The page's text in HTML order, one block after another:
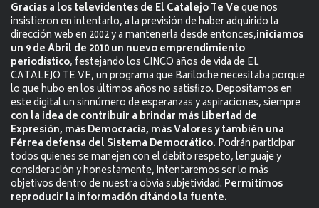
Gracias a los televidentes de El Catalejo Te Veque nos
insistieron en intentarlo, a la previsión de haber adquirido la
dirección web en 2002 y a mantenerla desde entonces,iniciamos
un 9 de Abril de 2010 un nuevo emprendimiento
periodístico, festejando los CINCO años de vida de EL
CATALEJO TE VE, un programa que Bariloche necesitaba porque
lo que hubo en los últimos años no satisfizo. Depositamos en
este digital un sinnúmero de esperanzas y aspiraciones, siempre
con la idea de contribuir a brindar más Libertad de
Expresión, más Democracia, más Valores y también una
Férrea defensa del Sistema Democrático. Podrán participar
todos quienes se manejen con el debito respeto, lenguaje y
consideración y honestamente, intentaremos ser lo más
objetivos dentro de nuestra obvia subjetividad. Permitimos
reproducir la información citándo la fuente.